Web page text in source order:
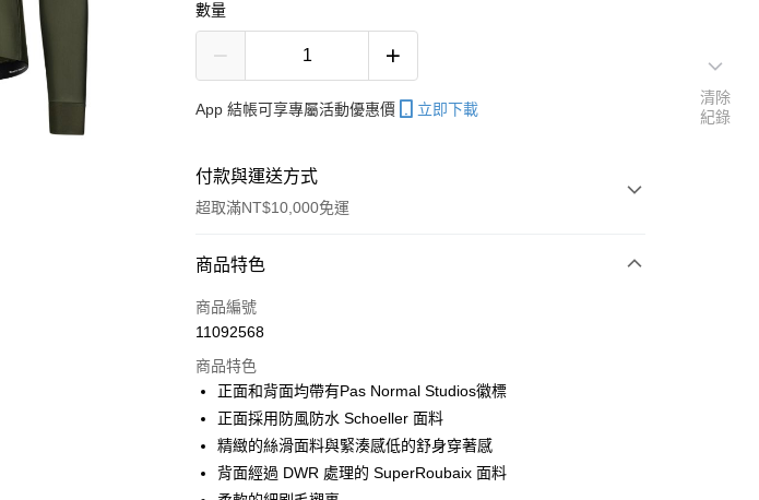
數量
App 結帳可享專屬活動優惠價 立即下載
付款與運送方式
超取滿NT$10,000免運
付款方式
信用卡一次付款
LINE Pay
Apple Pay
Google Pay
商品特色
商品編號
11092568
商品特色
正面和背面均帶有Pas Normal Studios徽標
正面採用防風防水 Schoeller 面料
精緻的絲滑面料與緊湊感低的舒身穿著感
背面經過 DWR 處理的 SuperRoubaix 面料
清除
紀錄